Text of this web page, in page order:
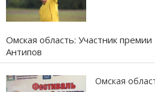
Омская область: Участник
Антипов
Омская